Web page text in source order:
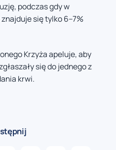
podczas gdy w
się tylko 6–7%
Krzyża apeluje, aby
się do jednego z
krwi.